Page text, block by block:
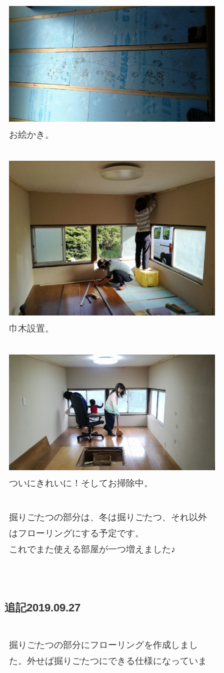
お絵かき。
巾木設置。
ついにきれいに！そしてお掃除中。
掘りごたつの部分は、冬は掘りごたつ、それ以外
はフローリングにする予定です。
これでまた使える部屋が一つ増えました♪
追記2019.09.27
掘りごたつの部分にフローリングを作成しまし
た。外せば掘りごたつにできる仕様になっていま